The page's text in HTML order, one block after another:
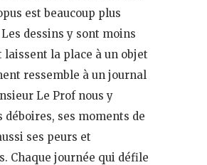
est beaucoup plus
dessins y sont moins
laissent la place à un objet
ressemble à un journal
Le Prof nous y
déboires, ses moments de
ses peurs et
Chaque journée qui défile